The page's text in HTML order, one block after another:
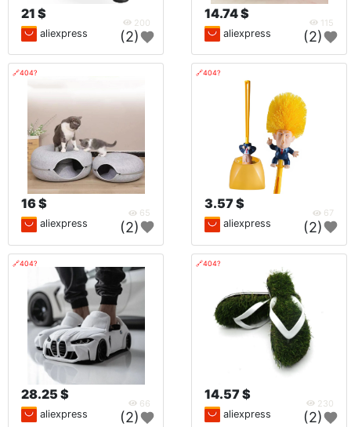
21 $
200
aliexpress (2)
14.74 $
115
aliexpress (2)
🔗404?
16 $
65
aliexpress (2)
🔗404?
3.57 $
67
aliexpress (2)
🔗404?
28.25 $
66
aliexpress (2)
🔗404?
14.57 $
230
aliexpress (2)